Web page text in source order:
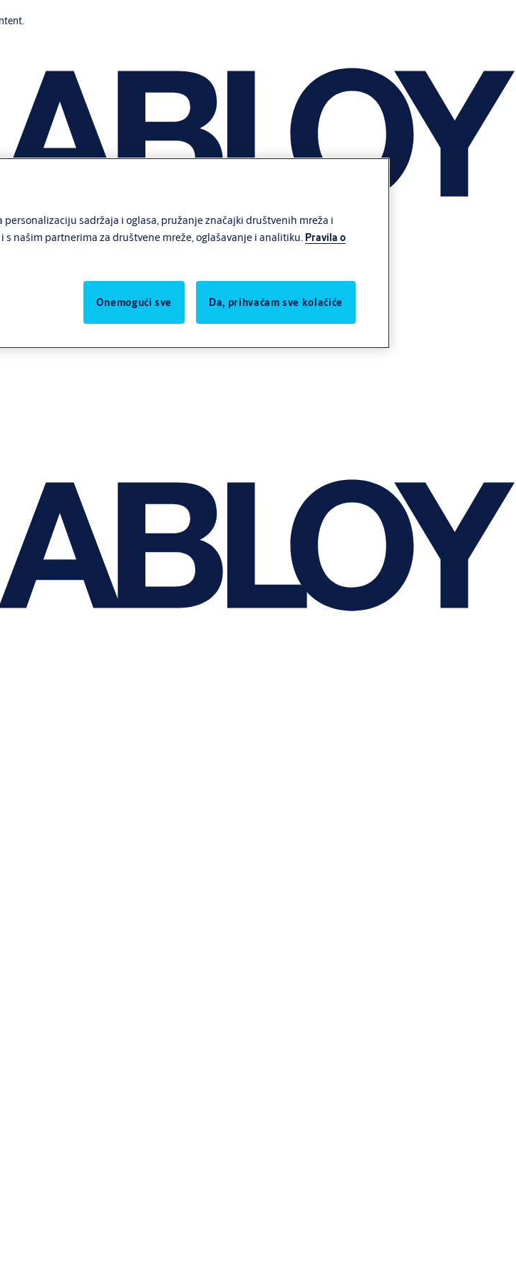
sadržaja i oglasa, pružanje značajki društvenih mreža i
našim partnerima za društvene mreže, oglašavanje i analitiku. Pravila o
Onemogući sve Da, prihvaćam sve kolačiće